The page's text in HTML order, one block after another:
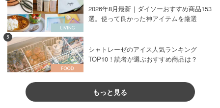
2026年8月最新｜ダイソーおすすめ商品153
選。使って良かった神アイテムを厳選
5
シャトレーゼのアイス人気ランキング
TOP10！読者が選ぶおすすめ商品は？
もっと見る